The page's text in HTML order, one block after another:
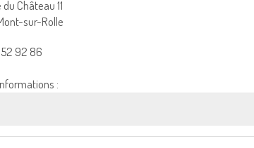
Château 11
sur-Rolle
92 86
: